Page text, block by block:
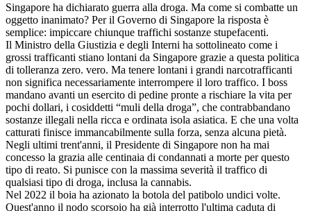
Singapore ha dichiarato guerra alla droga. Ma come si combatte un
oggetto inanimato? Per il Governo di Singapore la risposta è
semplice: impiccare chiunque traffichi sostanze stupefacenti.
Il Ministro della Giustizia e degli Interni ha sottolineato come i
grossi trafficanti stiano lontani da Singapore grazie a questa politica
di tolleranza zero. vero. Ma tenere lontani i grandi narcotrafficanti
non significa necessariamente interrompere il loro traffico. I boss
mandano avanti un esercito di pedine pronte a rischiare la vita per
pochi dollari, i cosiddetti “muli della droga”, che contrabbandano
sostanze illegali nella ricca e ordinata isola asiatica. E che una volta
catturati finisce immancabilmente sulla forza, senza alcuna pietà.
Negli ultimi trent'anni, il Presidente di Singapore non ha mai
concesso la grazia alle centinaia di condannati a morte per questo
tipo di reato. Si punisce con la massima severità il traffico di
qualsiasi tipo di droga, inclusa la cannabis.
Nel 2022 il boia ha azionato la botola del patibolo undici volte.
Quest'anno il nodo scorsoio ha già interrotto l'ultima caduta di